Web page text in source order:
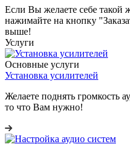
Если Вы желаете себе такой
нажимайте на кнопку
выше!
Услуги
Основные услуги
Установка усилителей
Желаете поднять громкость
то что Вам нужно!